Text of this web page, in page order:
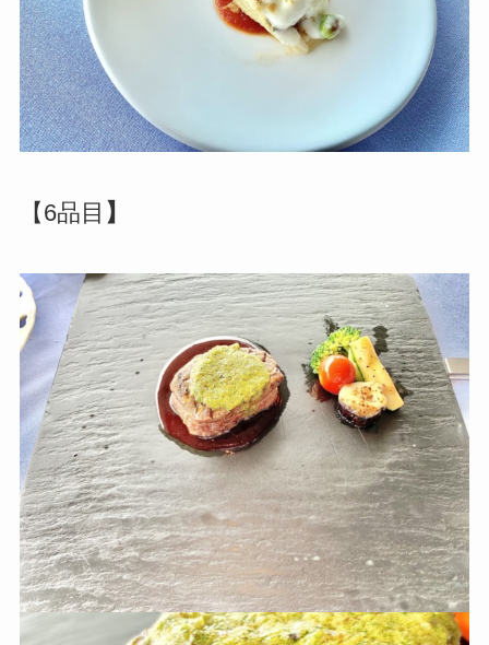
【6品目 】